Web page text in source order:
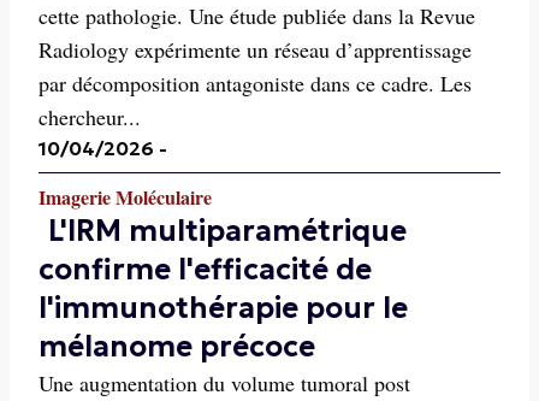
cette pathologie. Une étude publiée dans la Revue
Radiology expérimente un réseau d’apprentissage
par décomposition antagoniste dans ce cadre. Les
chercheur...
10/04/2026 -
Imagerie Moléculaire
L'IRM multiparamétrique
confirme l'efficacité de
l'immunothérapie pour le
mélanome précoce
Une augmentation du volume tumoral post